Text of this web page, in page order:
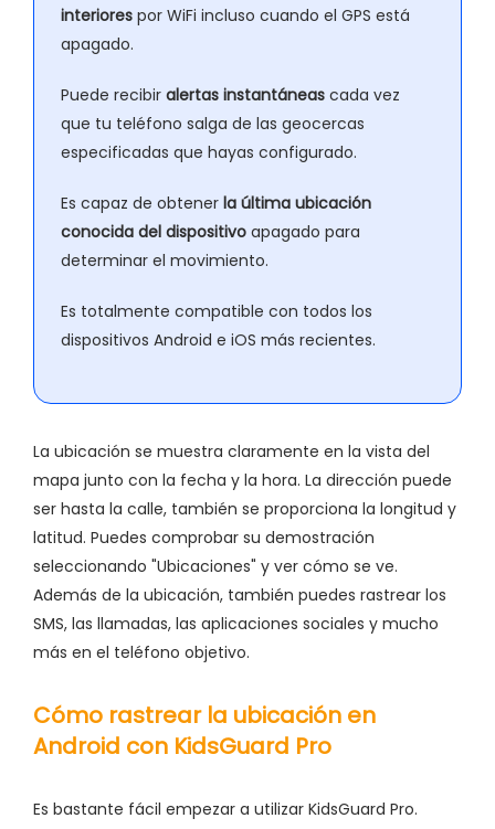
interiores por WiFi incluso cuando el GPS está
apagado.
Puede recibir alertas instantáneas cada vez
que tu teléfono salga de las geocercas
especificadas que hayas configurado.
Es capaz de obtener la última ubicación
conocida del dispositivo apagado para
determinar el movimiento.
Es totalmente compatible con todos los
dispositivos Android e iOS más recientes.
La ubicación se muestra claramente en la vista del
mapa junto con la fecha y la hora. La dirección puede
ser hasta la calle, también se proporciona la longitud y
latitud. Puedes comprobar su demostración
seleccionando "Ubicaciones" y ver cómo se ve.
Además de la ubicación, también puedes rastrear los
SMS, las llamadas, las aplicaciones sociales y mucho
más en el teléfono objetivo.
Cómo rastrear la ubicación en
Android con KidsGuard Pro
Es bastante fácil empezar a utilizar KidsGuard Pro.